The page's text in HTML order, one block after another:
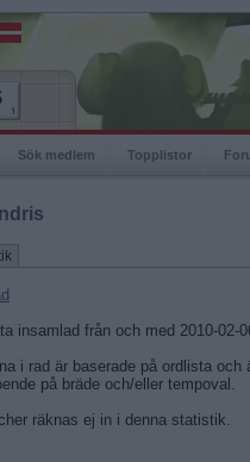
Sök medlem Topplistor
insamlad från och med 2010-02-
i rad är baserade på ordlista och
på bräde och/eller tempoval.
räknas ej in i denna statistik.